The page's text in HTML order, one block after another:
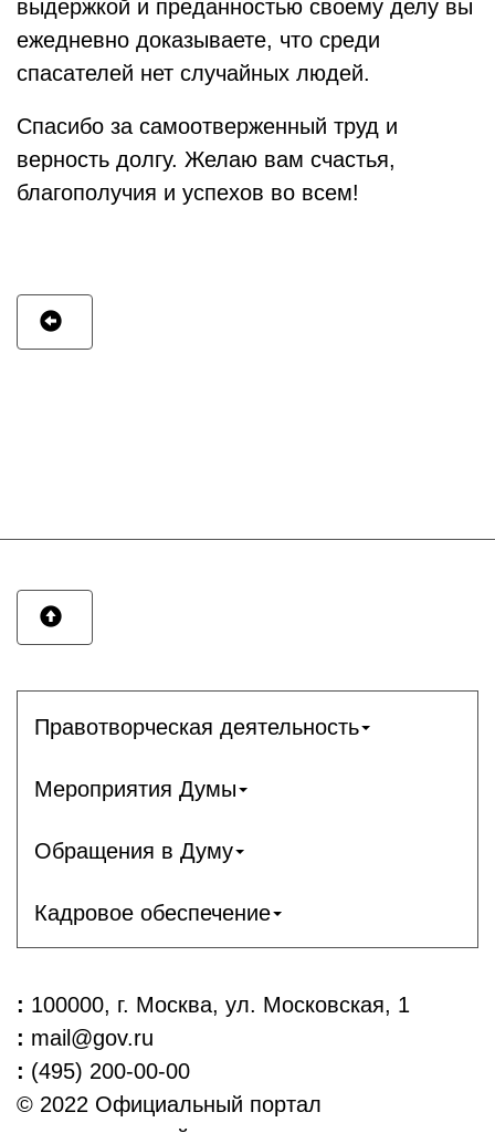
выдержкой и преданностью своему делу вы
ежедневно доказываете, что среди
спасателей нет случайных людей.
Спасибо за самоотверженный труд и
верность долгу. Желаю вам счастья,
благополучия и успехов во всем!
Правотворческая деятельность
Мероприятия Думы
Обращения в Думу
Кадровое обеспечение
: 100000, г. Москва, ул. Московская, 1
: mail@gov.ru
: (495) 200-00-00
© 2022 Официальный портал